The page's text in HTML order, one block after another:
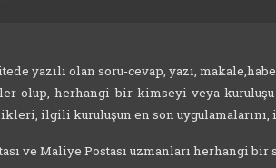
yazılı olan soru-cevap, yazı,
herhangi bir kimseyi veya
ilgili kuruluşun en son uygulamalarını,
ve Maliye Postası uzmanları herhangi bir